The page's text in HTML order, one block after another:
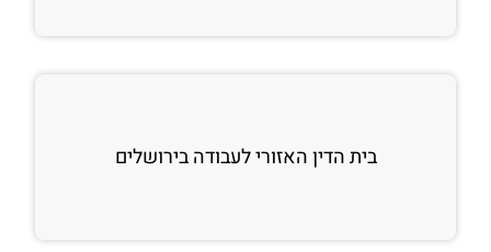
בית הדין האזורי לעבודה בירושלים